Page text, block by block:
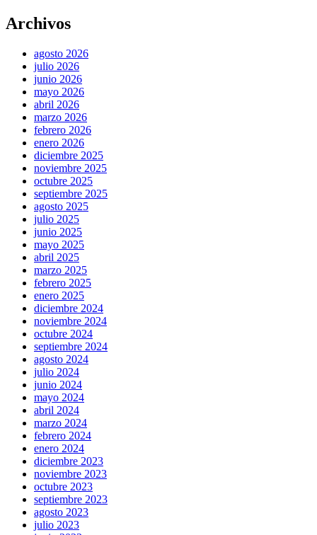
Archivos
agosto 2026
julio 2026
junio 2026
mayo 2026
abril 2026
marzo 2026
febrero 2026
enero 2026
diciembre 2025
noviembre 2025
octubre 2025
septiembre 2025
agosto 2025
julio 2025
junio 2025
mayo 2025
abril 2025
marzo 2025
febrero 2025
enero 2025
diciembre 2024
noviembre 2024
octubre 2024
septiembre 2024
agosto 2024
julio 2024
junio 2024
mayo 2024
abril 2024
marzo 2024
febrero 2024
enero 2024
diciembre 2023
noviembre 2023
octubre 2023
septiembre 2023
agosto 2023
julio 2023